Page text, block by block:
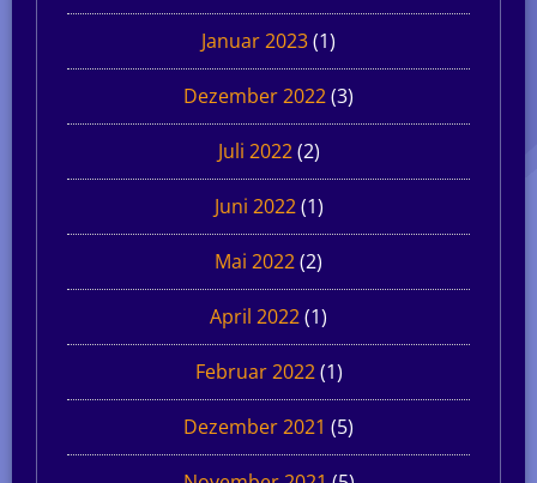
Januar 2023(1)
Dezember 2022(3)
Juli 2022(2)
Juni 2022(1)
Mai 2022(2)
April 2022(1)
Februar 2022(1)
Dezember 2021 (5)